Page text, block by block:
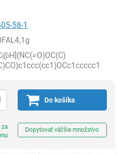
58-1
Do košíka
za
Dopytovať väčšie množstvo